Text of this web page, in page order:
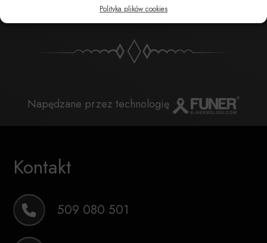
Polityka plików cookies
Napędzane przez technologię
Kontakt
509 080 501